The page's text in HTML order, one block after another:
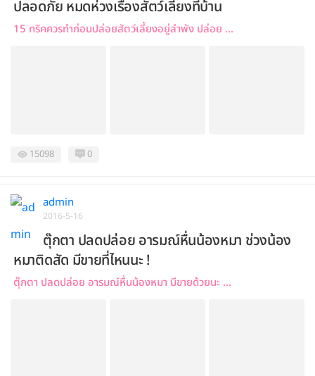
ปลอดภัย หมดห่วงเรื่องสัตว์เลี้ยงที่บ้าน
15 ทริคควรทำก่อนปล่อยสัตว์เลี้ยงอยู่ลำพัง ปล่อย ...
15098 0
admin
2016-5-16
ตุ๊กตา ปลดปล่อย อารมณ์หื่นน้องหมา ช่วงน้อง
หมาติดสัด มีขายที่ไหนนะ !
ตุ๊กตา ปลดปล่อย อารมณ์หื่นน้องหมา มีขายด้วยนะ ...